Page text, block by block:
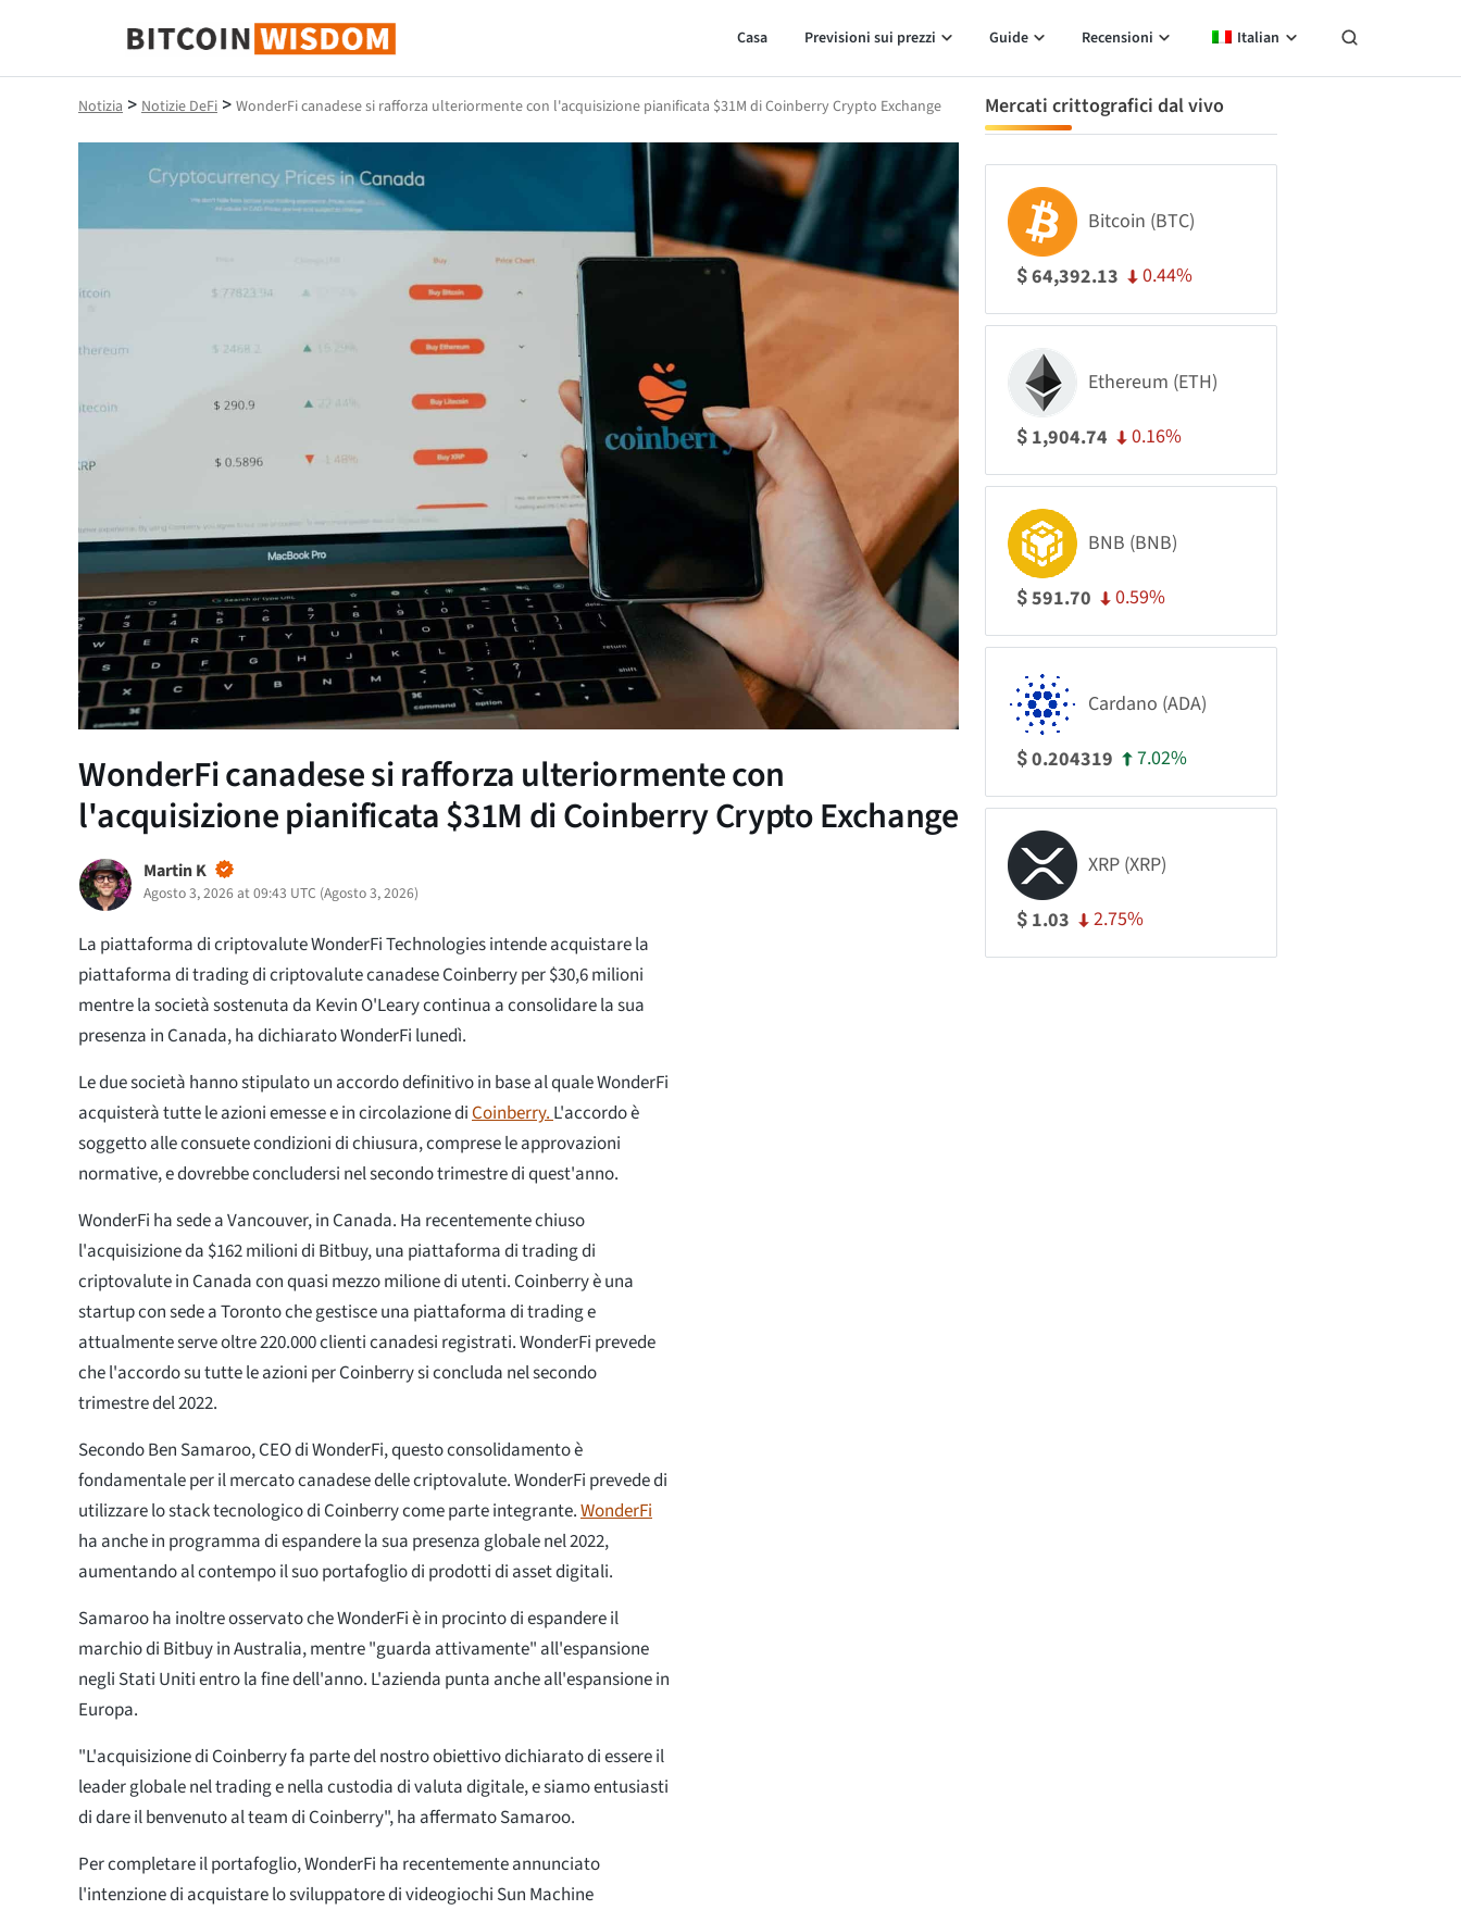
Saggezza Bitcoin
Casa Previsioni sui prezzi Guide Recensioni Italian
Notizia > Notizie DeFi > WonderFi canadese si rafforza ulteriormente con l'acquisizione pianificata $31M di Coinberry Crypto Exchange
WonderFi canadese si rafforza ulteriormente con
l'acquisizione pianificata $31M di Coinberry Crypto Exchange
Martin K
Agosto 3, 2026 at 09:43 UTC (Agosto 3, 2026)
La piattaforma di criptovalute WonderFi Technologies intende acquistare la
piattaforma di trading di criptovalute canadese Coinberry per $30,6 milioni
mentre la società sostenuta da Kevin O'Leary continua a consolidare la sua
presenza in Canada, ha dichiarato WonderFi lunedì.
Le due società hanno stipulato un accordo definitivo in base al quale WonderFi
acquisterà tutte le azioni emesse e in circolazione diCoinberry.L'accordo è
soggetto alle consuete condizioni di chiusura, comprese le approvazioni
normative, e dovrebbe concludersi nel secondo trimestre di quest'anno.
WonderFi ha sede a Vancouver, in Canada. Ha recentemente chiuso
l'acquisizione da $162 milioni di Bitbuy, una piattaforma di trading di
criptovalute in Canada con quasi mezzo milione di utenti. Coinberry è una
startup con sede a Toronto che gestisce una piattaforma di trading e
attualmente serve oltre 220.000 clienti canadesi registrati. WonderFi prevede
che l'accordo su tutte le azioni per Coinberry si concluda nel secondo
trimestre del 2022.
Secondo Ben Samaroo, CEO di WonderFi, questo consolidamento è
fondamentale per il mercato canadese delle criptovalute. WonderFi prevede di
utilizzare lo stack tecnologico di Coinberry come parte integrante.WonderFi
ha anche in programma di espandere la sua presenza globale nel 2022,
aumentando al contempo il suo portafoglio di prodotti di asset digitali.
Samaroo ha inoltre osservato che WonderFi è in procinto di espandere il
marchio di Bitbuy in Australia, mentre "guarda attivamente" all'espansione
negli Stati Uniti entro la fine dell'anno. L'azienda punta anche all'espansione in
Europa.
"L'acquisizione di Coinberry fa parte del nostro obiettivo dichiarato di essere il
leader globale nel trading e nella custodia di valuta digitale, e siamo entusiasti
di dare il benvenuto al team di Coinberry", ha affermato Samaroo.
Per completare il portafoglio, WonderFi ha recentemente annunciato
l'intenzione di acquistare lo sviluppatore di videogiochi Sun Machine
Mercati crittografici dal vivo
Bitcoin (BTC)
$64,392.13 0.44%
Ethereum (ETH)
$ 1,904.74 0.16%
BNB (BNB)
$591.70 0.59%
Cardano (ADA)
$0.204319 7.02%
XRP (XRP)
$ 1.03 2.75%